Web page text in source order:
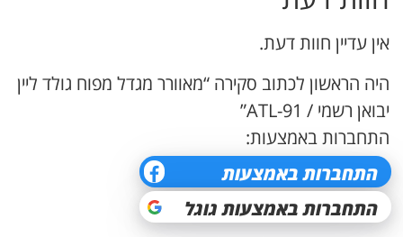
אין עדיין חוות דעת.
היה הראשון לכתוב סקירה “מאוורר מגדל מפוח גולד ליין
יבואן רשמי / ATL-91”
התחברות באמצעות: